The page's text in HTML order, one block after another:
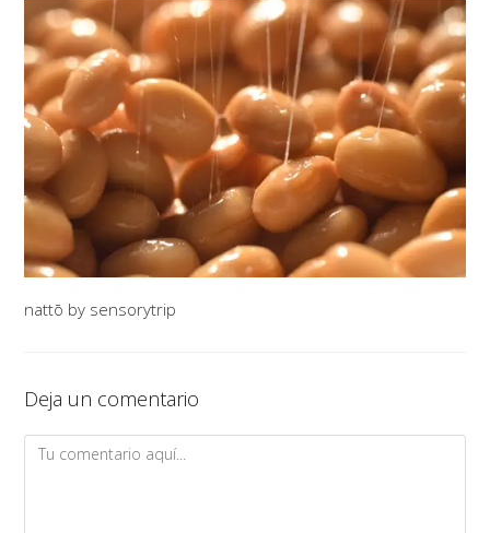
nattō by sensorytrip
Deja un comentario